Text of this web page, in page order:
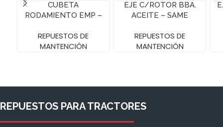
CUBETA
RODAMIENTO EMP –
REPUESTOS DE
MANTENCIÓN
EJE C/ROTOR BBA.
ACEITE – SAME
REPUESTOS DE
MANTENCIÓN
REPUESTOS PARA TRACTORES